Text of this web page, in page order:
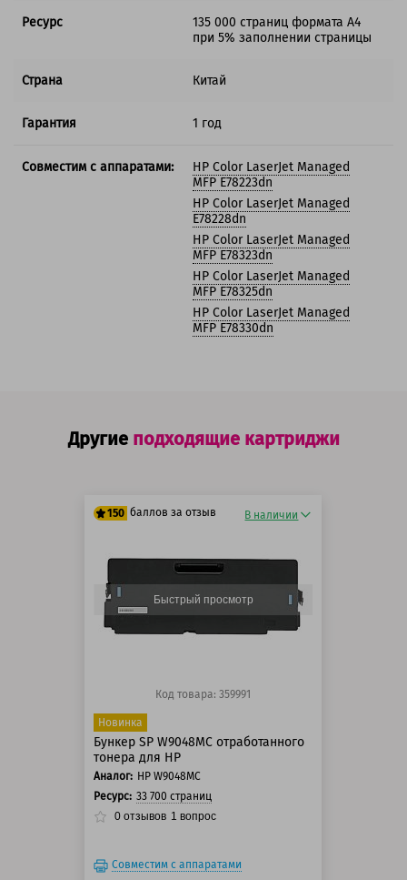
Ресурс
135 000 страниц формата А4
при 5% заполнении страницы
Страна Китай
Гарантия 1 год
Совместим с аппаратами:
HP Color LaserJet Managed
MFP E78223dn
HP Color LaserJet Managed
E78228dn
HP Color LaserJet Managed
MFP E78323dn
HP Color LaserJet Managed
MFP E78325dn
HP Color LaserJet Managed
MFP E78330dn
Другие подходящие картриджи
150 баллов за отзыв
125 баллов
150 баллов
В наличии
Быстрый просмотр
Код товара: 359991
Новинка
Бункер SP W9048MC отработанного
тонера для HP
Аналог: HP W9048MC
Ресурс: 33 700 страниц
0 отзывов 1 вопрос
Совместим с аппаратами